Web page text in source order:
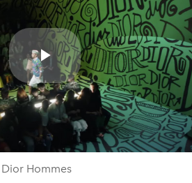
Play
Video
Dior Hommes